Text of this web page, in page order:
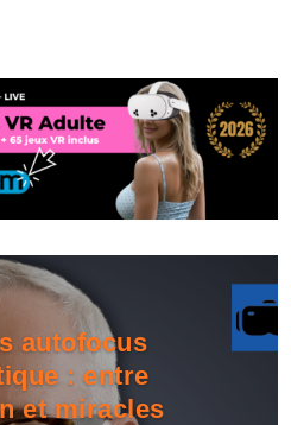
autofocus
: entre
et miracles